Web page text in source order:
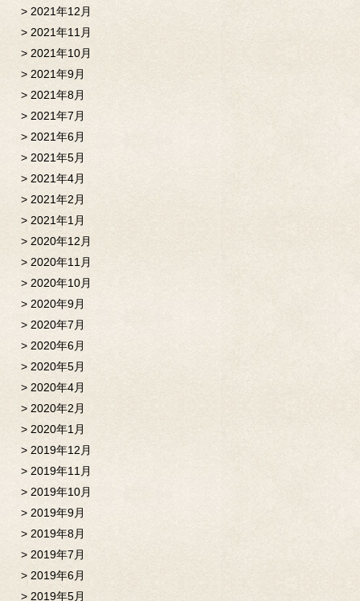
2021年12月
2021年11月
2021年10月
2021年9月
2021年8月
2021年7月
2021年6月
2021年5月
2021年4月
2021年2月
2021年1月
2020年12月
2020年11月
2020年10月
2020年9月
2020年7月
2020年6月
2020年5月
2020年4月
2020年2月
2020年1月
2019年12月
2019年11月
2019年10月
2019年9月
2019年8月
2019年7月
2019年6月
2019年5月